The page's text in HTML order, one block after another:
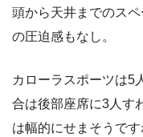
頭から天井までのス
の圧迫感もなし。
カローラスポーツは5
合は後部座席に3人す
は幅的にせまそうで